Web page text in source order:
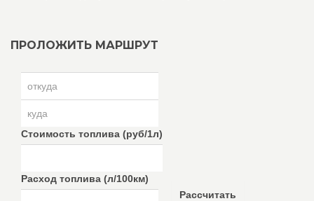
ПРОЛОЖИТЬ МАРШРУТ
Стоимость топлива (руб/1л)
Расход топлива (л/100км)
Рассчитать